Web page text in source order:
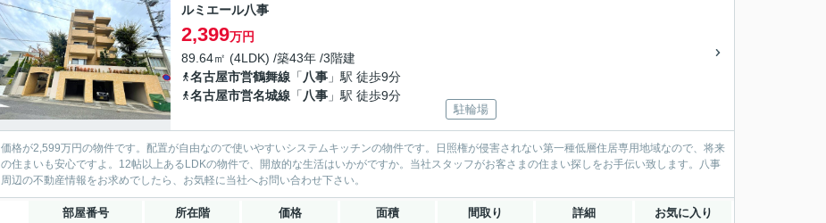
ルミエール八事
2,399万円
89.64㎡ (4LDK) /築43年 /3階建
名古屋市営鶴舞線 「 八事 」駅 徒歩9分
名古屋市営名城線 「 八事 」駅 徒歩9分
駐輪場
価格が2,599万円の物件です。配置が自由なので使いやすいシステムキッチンの物件です。日照権が侵害されない第一種低層住居専用地域なので、将来
の住まいも安心ですよ。12帖以上あるLDKの物件で、開放的な生活はいかがですか。当社スタッフがお客さまの住まい探しをお手伝い致します。八事
周辺の不動産情報をお求めでしたら、お気軽に当社へお問い合わせ下さい。
部屋番号 所在階 価格 面積 間取り 詳細 お気に入り